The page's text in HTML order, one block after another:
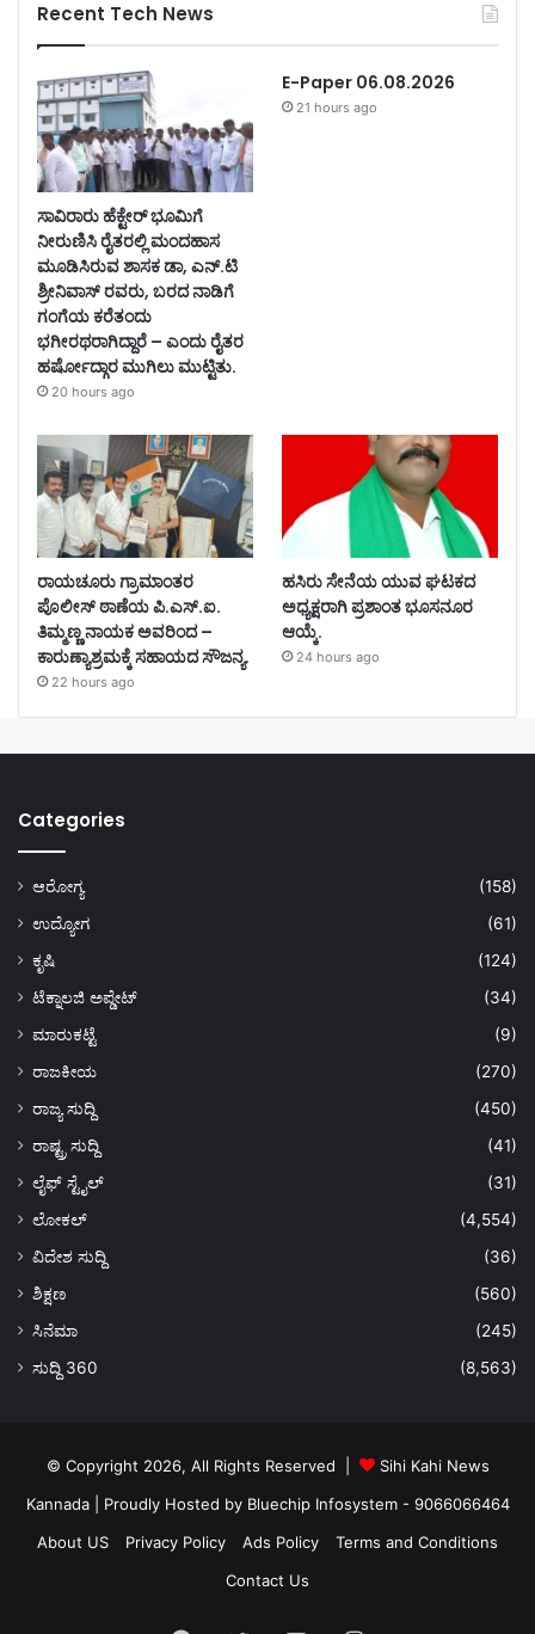
Recent Tech News
ಸಾವಿರಾರು ಹೆಕ್ಟೇರ್ ಭೂಮಿಗೆ
ನೀರುಣಿಸಿ ರೈತರಲ್ಲಿ ಮಂದಹಾಸ
ಮೂಡಿಸಿರುವ ಶಾಸಕ ಡಾ, ಎನ್.ಟಿ
ಶ್ರೀನಿವಾಸ್ ರವರು, ಬರದ ನಾಡಿಗೆ
ಗಂಗೆಯ ಕರೆತಂದು
ಭಗೀರಥರಾಗಿದ್ದಾರೆ – ಎಂದು ರೈತರ
ಹರ್ಷೋದ್ಗಾರ ಮುಗಿಲು ಮುಟ್ಟಿತು.
20 hours ago
E-Paper 06.08.2026
21 hours ago
ರಾಯಚೂರು ಗ್ರಾಮಾಂತರ
ಪೊಲೀಸ್ ಠಾಣೆಯ ಪಿ.ಎಸ್.ಐ.
ತಿಮ್ಮಣ್ಣ ನಾಯಕ ಅವರಿಂದ –
ಕಾರುಣ್ಯಾಶ್ರಮಕ್ಕೆ ಸಹಾಯದ ಸೌಜನ್ಯ.
22 hours ago
ಹಸಿರು ಸೇನೆಯ ಯುವ ಘಟಕದ
ಅಧ್ಯಕ್ಷರಾಗಿ ಪ್ರಶಾಂತ ಭೂಸನೂರ
ಆಯ್ಕೆ.
24 hours ago
Categories
ಆರೋಗ್ಯ
(158)
ಉದ್ಯೋಗ
(61)
ಕೃಷಿ
(124)
ಟೆಕ್ನಾಲಜಿ ಅಪ್ಡೇಟ್
(34)
ಮಾರುಕಟ್ಟೆ
(9)
ರಾಜಕೀಯ
(270)
ರಾಜ್ಯ ಸುದ್ದಿ
(450)
ರಾಷ್ಟ್ರ ಸುದ್ದಿ
(41)
ಲೈಫ್ ಸ್ಟೈಲ್
(31)
ಲೋಕಲ್
(4,554)
ವಿದೇಶ ಸುದ್ದಿ
(36)
ಶಿಕ್ಷಣ
(560)
ಸಿನೆಮಾ
(245)
ಸುದ್ದಿ 360
(8,563)
© Copyright 2026, All Rights Reserved |
Sihi Kahi News
Kannada| Proudly Hosted by Bluechip Infosystem - 9066066464
About US
Privacy Policy Ads Policy
Terms and Conditions
Contact Us